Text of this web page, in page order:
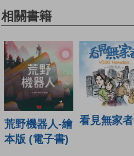
相關書籍
荒野機器人-繪
本版 (電子書)
看見無家者